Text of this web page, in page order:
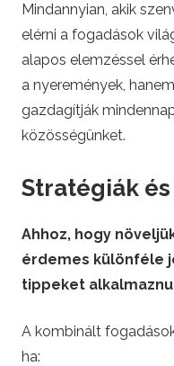
Mindannyian, akik
elérni a fogadások
alapos elemzéssel
a nyeremények,
gazdagítják
közösségünket.
Stratégiák
Ahhoz, hogy
érdemes különféle
tippeket
A kombinált
ha: